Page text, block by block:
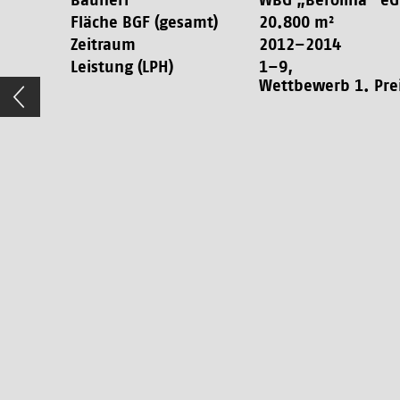
Fläche BGF (gesamt)
20.800 m²
Zeitraum
2012–2014
Leistung (LPH)
1–9,
Wettbewerb 1.